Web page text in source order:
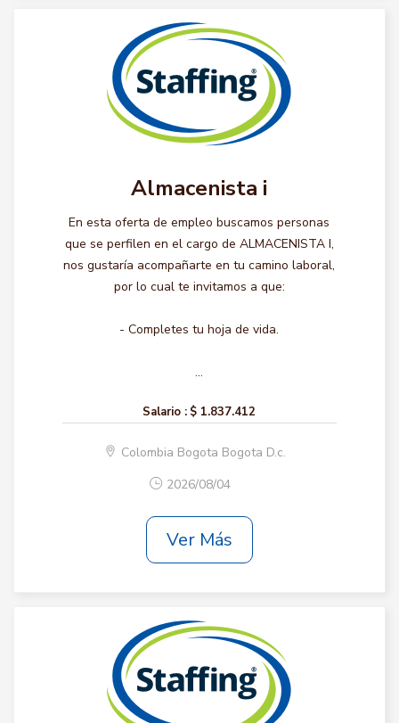
Almacenista i
En esta oferta de empleo buscamos personas
que se perfilen en el cargo de ALMACENISTA I,
nos gustaría acompañarte en tu camino laboral,
por lo cual te invitamos a que:
- Completes tu hoja de vida.
...
Salario : $ 1.837.412
Colombia Bogota Bogota D.c.
2026/08/04
Ver Más